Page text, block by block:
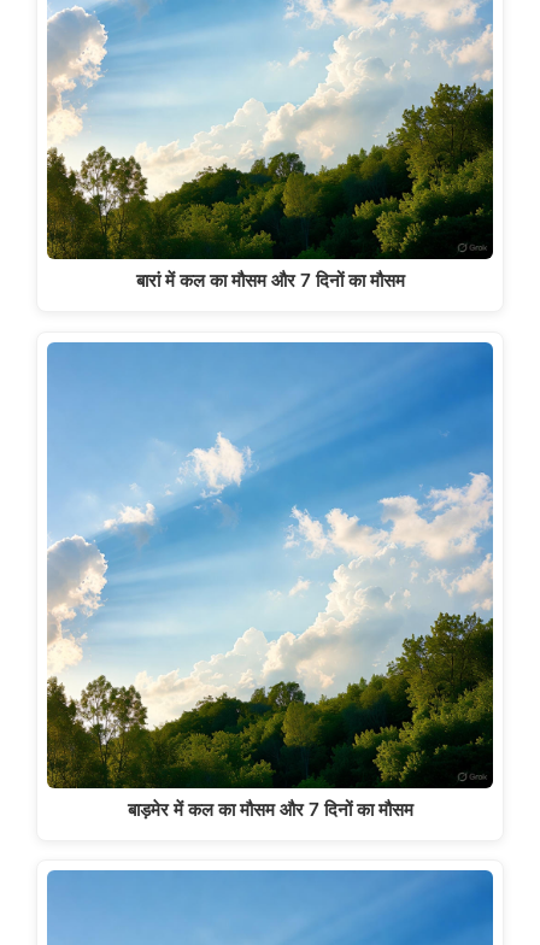
बारां में कल का मौसम और 7 दिनों का मौसम
बाड़मेर में कल का मौसम और 7 दिनों का मौसम